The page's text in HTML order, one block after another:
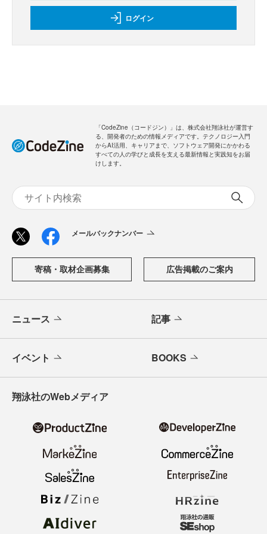
ログイン
「CodeZine（コードジン）」は、株式会社翔泳社が運営す
る、開発者のための情報メディアです。テクノロジー入門
からAI活用、キャリアまで、ソフトウェア開発にかかわる
すべての人の学びと成長を支える最新情報と実践知をお届
けします。
メールバックナンバー
寄稿・取材企画募集 広告掲載のご案内
ニュース 記事
イベント BOOKS
翔泳社のWebメディア